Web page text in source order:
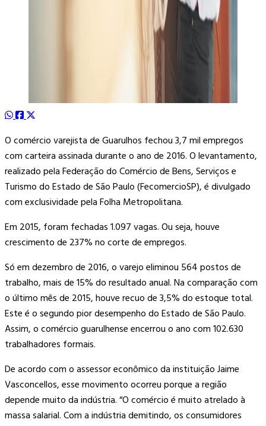
O comércio varejista de Guarulhos fechou 3,7 mil empregos
com carteira assinada durante o ano de 2016. O levantamento,
realizado pela Federação do Comércio de Bens, Serviços e
Turismo do Estado de São Paulo (FecomercioSP), é divulgado
com exclusividade pela Folha Metropolitana.
Em 2015, foram fechadas 1.097 vagas. Ou seja, houve
crescimento de 237% no corte de empregos.
Só em dezembro de 2016, o varejo eliminou 564 postos de
trabalho, mais de 15% do resultado anual. Na comparação com
o último mês de 2015, houve recuo de 3,5% do estoque total.
Este é o segundo pior desempenho do Estado de São Paulo.
Assim, o comércio guarulhense encerrou o ano com 102.630
trabalhadores formais.
De acordo com o assessor econômico da instituição Jaime
Vasconcellos, esse movimento ocorreu porque a região
depende muito da indústria. “O comércio é muito atrelado à
massa salarial. Com a indústria demitindo, os consumidores